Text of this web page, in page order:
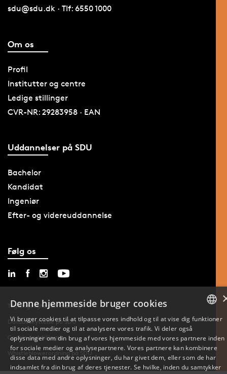
sdu@sdu.dk · Tlf: 6550 1000
Om os
Profil
Institutter og centre
Ledige stillinger
CVR-NR: 29283958 · EAN
Uddannelser på SDU
Bachelor
Kandidat
Ingeniør
Efter- og videreuddannelse
Følg os
Tilgængelighedserklæring
Databeskyttelse på SDU
Cookie-indstillinger
Whistleblowerordning på SDU ENGLISH
Denne hjemmeside bruger cookies
Vi bruger cookies til at tilpasse vores indhold og til at vise dig funktioner
til sociale medier og til at analysere vores trafik. Vi deler også
oplysninger om din brug af vores hjemmeside med vores partnere inden
for sociale medier og analysepartnere. Vores partnere kan kombinere
disse data med andre oplysninger, du har givet dem, eller som de har
indsamlet fra din brug af deres tjenester. Se hvilke, inden du samtykker